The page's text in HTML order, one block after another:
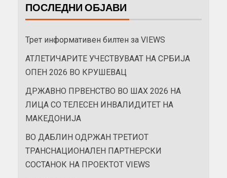
ПОСЛЕДНИ ОБЈАВИ
Трет информативен билтен за VIEWS
АТЛЕТИЧАРИТЕ УЧЕСТВУВААТ НА СРБИЈА
ОПЕН 2026 ВО КРУШЕВАЦ
ДРЖАВНО ПРВЕНСТВО ВО ШАХ 2026 НА
ЛИЦА СО ТЕЛЕСЕН ИНВАЛИДИТЕТ НА
МАКЕДОНИЈА
ВО ДАБЛИН ОДРЖАН ТРЕТИОТ
ТРАНСНАЦИОНАЛЕН ПАРТНЕРСКИ
СОСТАНОК НА ПРОЕКТОТ VIEWS